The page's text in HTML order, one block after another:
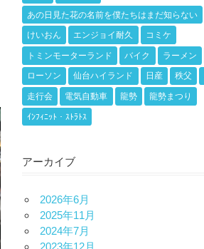
あの日見た花の名前を僕たちはまだ知らない
けいおん エンジョイ耐久 コミケ
トミンモーターランド バイク ラーメン
ローソン 仙台ハイランド 日産 秩父
走行会 電気自動車 龍勢 龍勢まつり
ｲﾝﾌｨﾆｯﾄ・ｽﾄﾗﾄｽ
アーカイブ
2026年6月
2025年11月
2024年7月
2023年12月